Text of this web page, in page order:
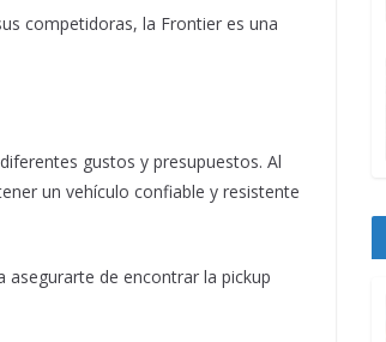
competidoras, la Frontier es una
gustos y presupuestos. Al
un vehículo confiable y resistente
de encontrar la pickup